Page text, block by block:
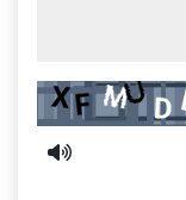
Captcha